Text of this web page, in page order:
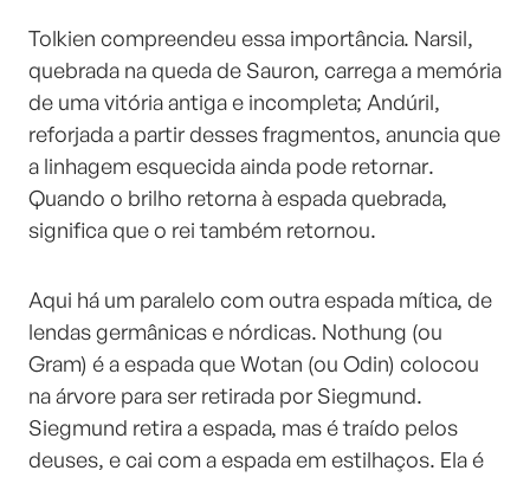
Tolkien compreendeu essa importância. Narsil,
quebrada na queda de Sauron, carrega a memória
de uma vitória antiga e incompleta; Andúril,
reforjada a partir desses fragmentos, anuncia que
a linhagem esquecida ainda pode retornar.
Quando o brilho retorna à espada quebrada,
significa que o rei também retornou.
Aqui há um paralelo com outra espada mítica, de
lendas germânicas e nórdicas. Nothung (ou
Gram) é a espada que Wotan (ou Odin) colocou
na árvore para ser retirada por Siegmund.
Siegmund retira a espada, mas é traído pelos
deuses, e cai com a espada em estilhaços. Ela é